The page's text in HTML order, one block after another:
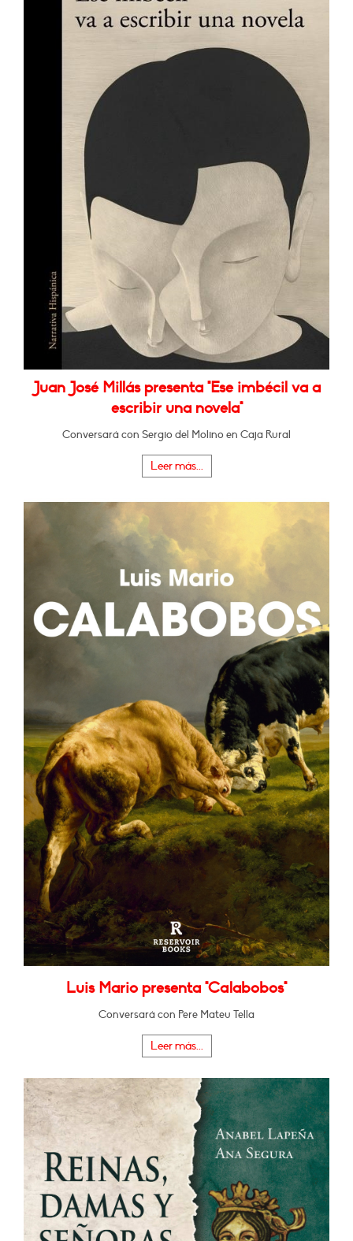
Juan José Millás presenta "Ese imbécil va a
escribir una novela"
Conversará con Sergio del Molino en Caja Rural
Leer más...
Luis Mario presenta "Calabobos"
Conversará con Pere Mateu Tella
Leer más...